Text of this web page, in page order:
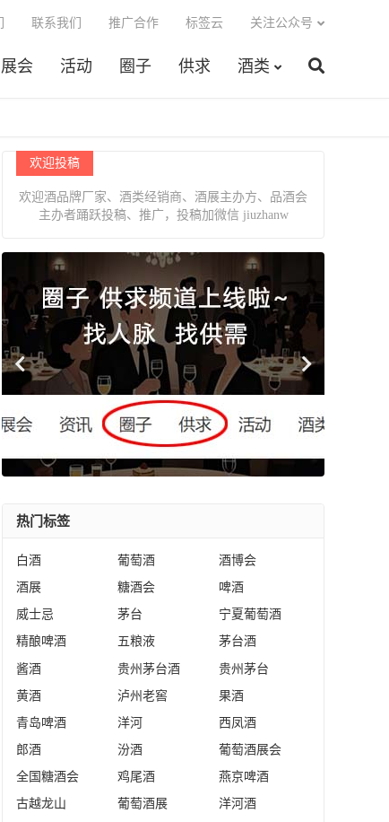
展会 活动 圈子 供求 酒类
联系我们 推广合作 标签云 关注公众号
欢迎投稿
欢迎酒品牌厂家、酒类经销商、酒展主办方、品酒会
主办者踊跃投稿、推广，投稿加微信 jiuzhanw
热门标签
白酒 葡萄酒 酒博会
酒展 糖酒会 啤酒
威士忌 茅台 宁夏葡萄酒
精酿啤酒 五粮液 茅台酒
酱酒 贵州茅台酒 贵州茅台
黄酒 泸州老窖 果酒
青岛啤酒 洋河 西凤酒
郎酒 汾酒 葡萄酒展会
全国糖酒会 鸡尾酒 燕京啤酒
古越龙山 葡萄酒展 洋河酒